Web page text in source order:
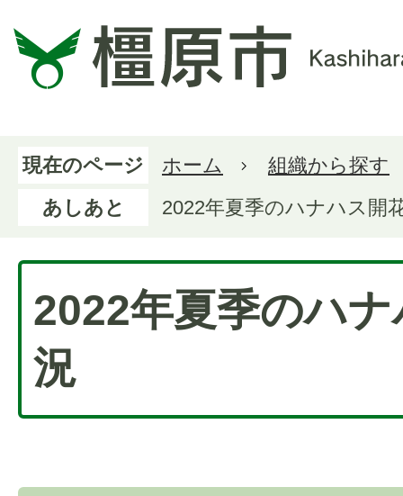
現在のページ ホーム
組織から探す
あしあと
2022年夏季のハナハス開
2022年夏季のハ
況